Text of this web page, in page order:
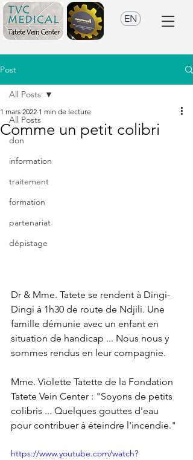
EN
Post
All Posts
don
information
traitement
formation
partenariat
dépistage
All Posts
Comme un petit colibri
1 mars 2022 1 min de lecture
Dr & Mme. Tatete se rendent à Dingi-
Dingi à 1h30 de route de Ndjili. Une
famille démunie avec un enfant en
situation de handicap ... Nous nous y
sommes rendus en leur compagnie.
Mme. Violette Tatette de la Fondation
Tatete Vein Center : "Soyons de petits
colibris ... Quelques gouttes d'eau
pour contribuer à éteindre l'incendie."
https://www.youtube.com/watch?